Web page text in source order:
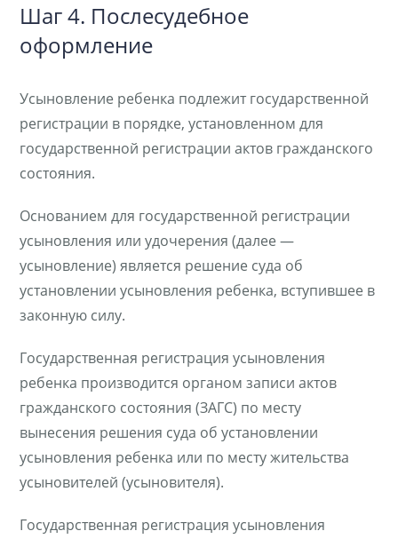
Шаг 4. Послесудебное
оформление
Усыновление ребенка подлежит государственной
регистрации в порядке, установленном для
государственной регистрации актов гражданского
состояния.
Основанием для государственной регистрации
усыновления или удочерения (далее —
усыновление) является решение суда об
установлении усыновления ребенка, вступившее в
законную силу.
Государственная регистрация усыновления
ребенка производится органом записи актов
гражданского состояния (ЗАГС) по месту
вынесения решения суда об установлении
усыновления ребенка или по месту жительства
усыновителей (усыновителя).
Государственная регистрация усыновления